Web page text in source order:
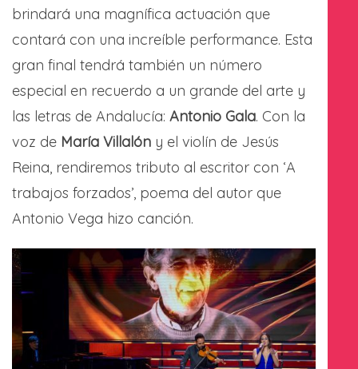
brindará una magnífica actuación que
contará con una increíble performance. Esta
gran final tendrá también un número
especial en recuerdo a un grande del arte y
las letras de Andalucía: Antonio Gala. Con la
voz de María Villalón y el violín de Jesús
Reina, rendiremos tributo al escritor con ‘A
trabajos forzados’, poema del autor que
Antonio Vega hizo canción.